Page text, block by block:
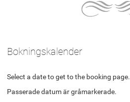
Bokningskalender
Select a date to get to the booking page.
Passerade datum är gråmarkerade.